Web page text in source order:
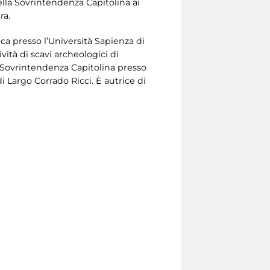
Sovrintendenza Capitolina ai
presso l’Università Sapienza di
di scavi archeologici di
Capitolina presso
Largo Corrado Ricci. È autrice di